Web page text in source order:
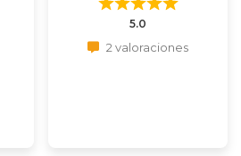
5.0
2 valoraciones